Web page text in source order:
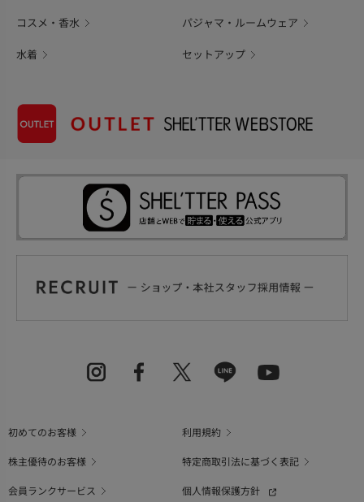
コスメ・香水 パジャマ・ルームウェア
水着 セットアップ
初めてのお客様
利用規約
株主優待のお客様
特定商取引法に基づく表記
会員ランクサービス
個人情報保護方針